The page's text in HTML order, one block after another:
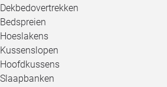
Dekbedovertrekken
Bedspreien
Hoeslakens
Kussenslopen
Hoofdkussens
Slaapbanken